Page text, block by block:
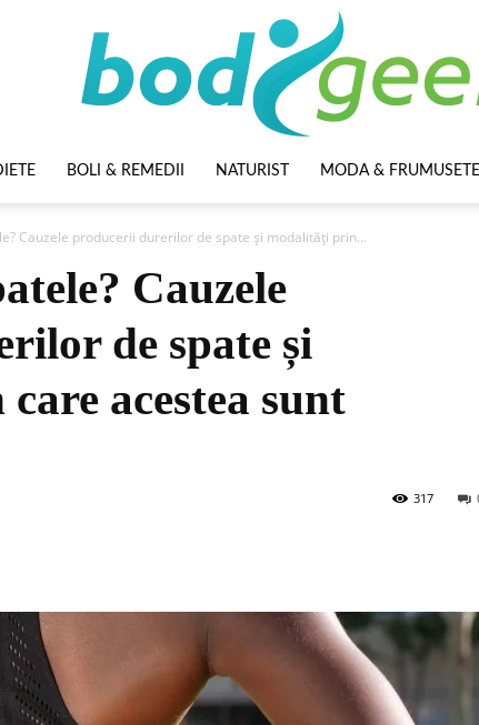
BOLI & REMEDII NATURIST MODA & FRUMUSETE
Cauzele producerii durerilor de spate și modalități prin...
Cauzele
de spate și
acestea sunt
317